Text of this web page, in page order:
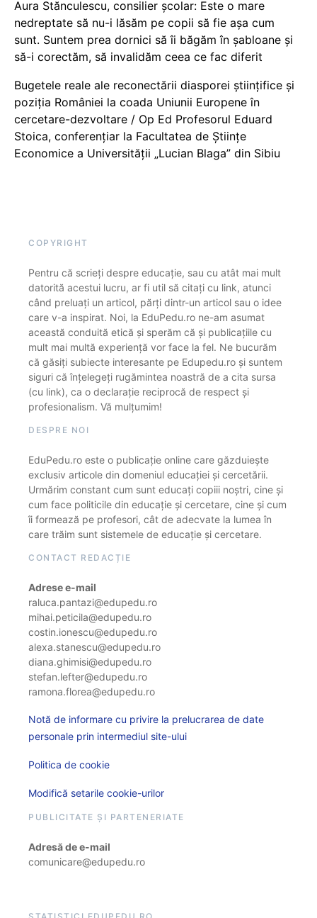
Aura Stănculescu, consilier școlar: Este o mare
nedreptate să nu-i lăsăm pe copii să fie așa cum
sunt. Suntem prea dornici să îi băgăm în șabloane și
să-i corectăm, să invalidăm ceea ce fac diferit
Bugetele reale ale reconectării diasporei științifice și
poziția României la coada Uniunii Europene în
cercetare-dezvoltare / Op Ed Profesorul Eduard
Stoica, conferențiar la Facultatea de Științe
Economice a Universității „Lucian Blaga” din Sibiu
COPYRIGHT
Pentru că scrieți despre educație, sau cu atât mai mult
datorită acestui lucru, ar fi util să citați cu link, atunci
când preluați un articol, părți dintr-un articol sau o idee
care v-a inspirat. Noi, la EduPedu.ro ne-am asumat
această conduită etică și sperăm că și publicațiile cu
mult mai multă experiență vor face la fel. Ne bucurăm
că găsiți subiecte interesante pe Edupedu.ro și suntem
siguri că înțelegeți rugămintea noastră de a cita sursa
(cu link), ca o declarație reciprocă de respect și
profesionalism. Vă mulțumim!
DESPRE NOI
EduPedu.ro este o publicație online care găzduiește
exclusiv articole din domeniul educației și cercetării.
Urmărim constant cum sunt educați copiii noștri, cine și
cum face politicile din educație și cercetare, cine și cum
îi formează pe profesori, cât de adecvate la lumea în
care trăim sunt sistemele de educație și cercetare.
CONTACT REDACȚIE
Adrese e-mail
raluca.pantazi@edupedu.ro
mihai.peticila@edupedu.ro
costin.ionescu@edupedu.ro
alexa.stanescu@edupedu.ro
diana.ghimisi@edupedu.ro
stefan.lefter@edupedu.ro
ramona.florea@edupedu.ro
Notă de informare cu privire la prelucrarea de date
personale prin intermediul site-ului
Politica de cookie
Modifică setarile cookie-urilor
PUBLICITATE ȘI PARTENERIATE
Adresă de e-mail
comunicare@edupedu.ro